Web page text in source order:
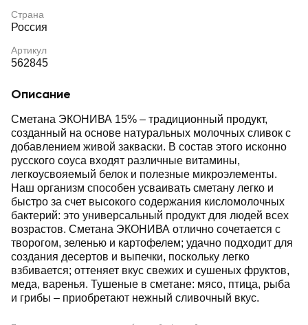
Страна
Россия
Артикул
562845
Описание
Сметана ЭКОНИВА 15% – традиционный продукт,
созданный на основе натуральных молочных сливок с
добавлением живой закваски. В состав этого исконно
русского соуса входят различные витамины,
легкоусвояемый белок и полезные микроэлементы.
Наш организм способен усваивать сметану легко и
быстро за счет высокого содержания кисломолочных
бактерий: это универсальный продукт для людей всех
возрастов. Сметана ЭКОНИВА отлично сочетается с
творогом, зеленью и картофелем; удачно подходит для
создания десертов и выпечки, поскольку легко
взбивается; оттеняет вкус свежих и сушеных фруктов,
меда, варенья. Тушеные в сметане: мясо, птица, рыба
и грибы – приобретают нежный сливочный вкус.